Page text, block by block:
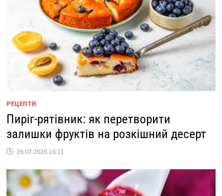
РЕЦЕПТИ
Пиріг-рятівник: як перетворити
залишки фруктів на розкішний десерт
26.07.2026 16:21